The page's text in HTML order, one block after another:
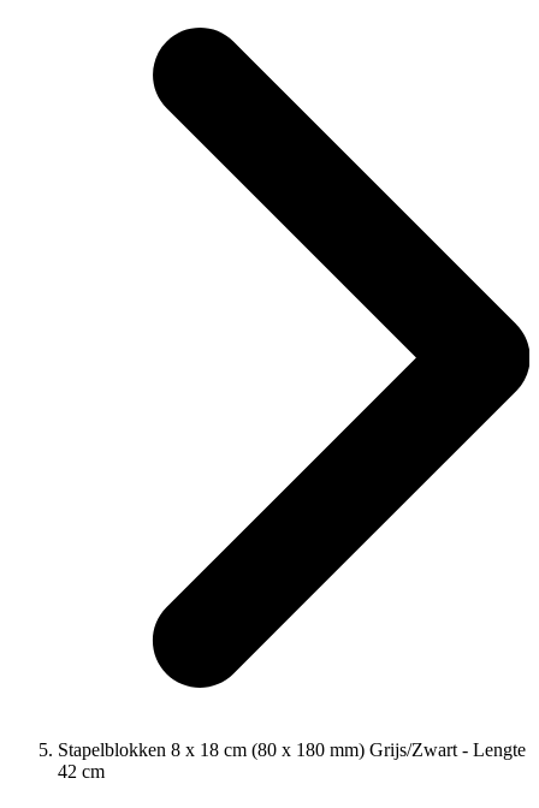
Stapelblokken 8 x 18 cm (80 x 180 mm) Grijs/Zwart - Lengte
42 cm